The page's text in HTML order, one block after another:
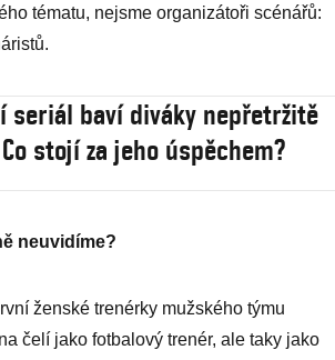
tématu, nejsme organizátoři scénářů:
seriál baví diváky nepřetržitě
stojí za jeho úspěchem?
neuvidíme?
ženské trenérky mužského týmu
čelí jako fotbalový trenér, ale taky jako